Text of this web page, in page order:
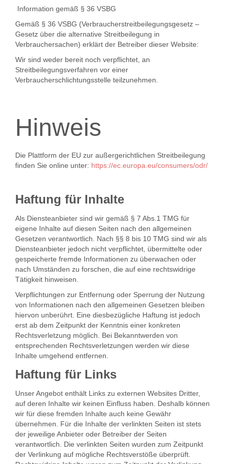
Information gemäß § 36 VSBG
Gemäß § 36 VSBG (Verbraucherstreitbeilegungsgesetz –
Gesetz über die alternative Streitbeilegung in
Verbrauchersachen) erklärt der Betreiber dieser Website:
Wir sind weder bereit noch verpflichtet, an
Streitbeilegungsverfahren vor einer
Verbraucherschlichtungsstelle teilzunehmen.
Hinweis
Die Plattform der EU zur außergerichtlichen Streitbeilegung
finden Sie online unter: https://ec.europa.eu/consumers/odr/
Haftung für Inhalte
Als Diensteanbieter sind wir gemäß § 7 Abs.1 TMG für
eigene Inhalte auf diesen Seiten nach den allgemeinen
Gesetzen verantwortlich. Nach §§ 8 bis 10 TMG sind wir als
Diensteanbieter jedoch nicht verpflichtet, übermittelte oder
gespeicherte fremde Informationen zu überwachen oder
nach Umständen zu forschen, die auf eine rechtswidrige
Tätigkeit hinweisen.
Verpflichtungen zur Entfernung oder Sperrung der Nutzung
von Informationen nach den allgemeinen Gesetzen bleiben
hiervon unberührt. Eine diesbezügliche Haftung ist jedoch
erst ab dem Zeitpunkt der Kenntnis einer konkreten
Rechtsverletzung möglich. Bei Bekanntwerden von
entsprechenden Rechtsverletzungen werden wir diese
Inhalte umgehend entfernen.
Haftung für Links
Unser Angebot enthält Links zu externen Websites Dritter,
auf deren Inhalte wir keinen Einfluss haben. Deshalb können
wir für diese fremden Inhalte auch keine Gewähr
übernehmen. Für die Inhalte der verlinkten Seiten ist stets
der jeweilige Anbieter oder Betreiber der Seiten
verantwortlich. Die verlinkten Seiten wurden zum Zeitpunkt
der Verlinkung auf mögliche Rechtsverstöße überprüft.